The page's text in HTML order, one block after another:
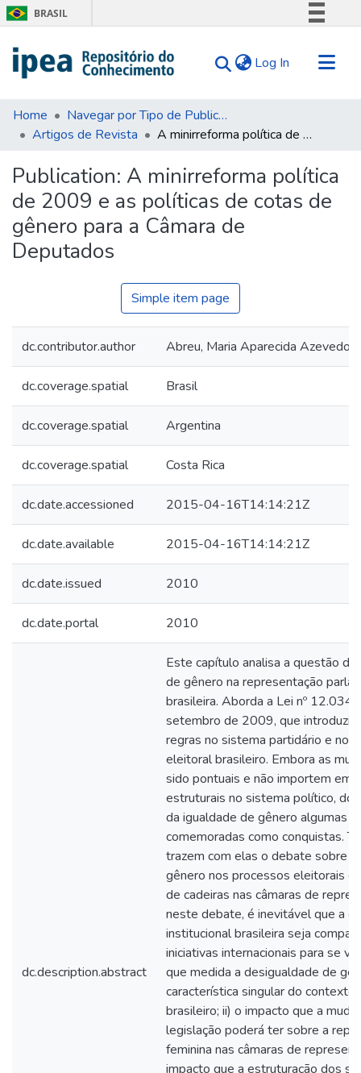
BRASIL
Comunica BR
Acesso à informação
Legislação
Log In (current)
Communities & Collections
Search for
Statistics
Tips
About Us
Home
Navegar por Tipo de Publicação
Artigos de Revista
A minirreforma política de 2009 e as políticas de cotas de gênero para a Câmara de Deputados
Publication: A minirreforma política
de 2009 e as políticas de cotas de
gênero para a Câmara de
Deputados
Simple item page
dc.contributor.author Abreu, Maria Aparecida Azevedo
dc.coverage.spatial Brasil
dc.coverage.spatial Argentina
dc.coverage.spatial Costa Rica
dc.date.accessioned 2015-04-16T14:14:21Z
dc.date.available 2015-04-16T14:14:21Z
dc.date.issued 2010
dc.date.portal 2010
dc.description.abstract
Este capítulo analisa a questão
de gênero na representação
brasileira. Aborda a Lei nº
setembro de 2009, que introduziu
regras no sistema partidário e no
eleitoral brasileiro. Embora as
sido pontuais e não importem em
estruturais no sistema político, do
da igualdade de gênero algumas
comemoradas como conquistas.
trazem com elas o debate sobre
gênero nos processos eleitorais e
de cadeiras nas câmaras de
neste debate, é inevitável que a
institucional brasileira seja
iniciativas internacionais para se
que medida a desigualdade de
característica singular do contexto
brasileiro; ii) o impacto que a
legislação poderá ter sobre a
feminina nas câmaras de
impacto que a estruturação dos